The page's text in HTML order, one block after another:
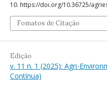
10. https://doi.org/10.36725/
Fomatos de Citação
Edição
v. 11 n. 1 (2025): Agri-
Contínua)